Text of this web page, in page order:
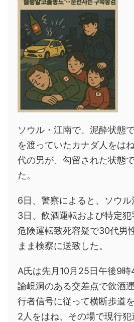
ソウル・江南で、泥酔状態
を渡っていたカナダ人をは
代の男が、勾留された状態
た。
6日、警察によると、ソウル
3日、飲酒運転および特定
危険運転致死容疑で30代男
まま検察に送致した。
A氏は先月10月25日午後9
論峴洞のある交差点で飲酒
行者信号に従って横断歩道
2人をはね、その場で現行犯